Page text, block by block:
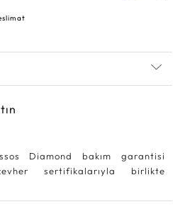
Diamond bakım garantisi
sertifikalarıyla birlikte